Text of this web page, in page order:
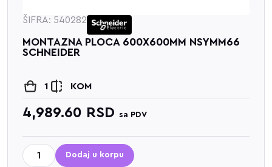
ŠIFRA: 540282
MONTAZNA PLOCA 600X600MM NSYMM66
SCHNEIDER
1 KOM
4,989.60 RSD sa PDV
Dodaj u korpu